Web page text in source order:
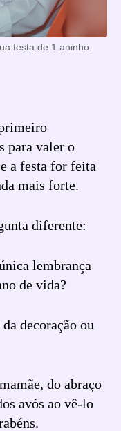
festa de 1 aninho.
para valer o
a festa for feita
mais forte.
diferente:
lembrança
de vida?
decoração ou
do abraço
avós ao vê-lo